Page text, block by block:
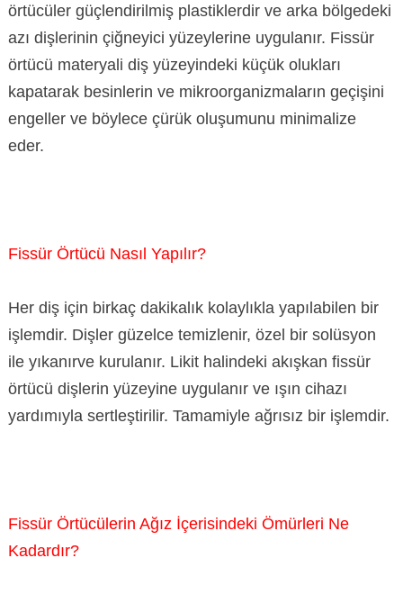
örtücüler güçlendirilmiş plastiklerdir ve arka bölgedeki
azı dişlerinin çiğneyici yüzeylerine uygulanır. Fissür
örtücü materyali diş yüzeyindeki küçük olukları
kapatarak besinlerin ve mikroorganizmaların geçişini
engeller ve böylece çürük oluşumunu minimalize
eder.
Fissür Örtücü Nasıl Yapılır?
Her diş için birkaç dakikalık kolaylıkla yapılabilen bir
işlemdir. Dişler güzelce temizlenir, özel bir solüsyon
ile yıkanırve kurulanır. Likit halindeki akışkan fissür
örtücü dişlerin yüzeyine uygulanır ve ışın cihazı
yardımıyla sertleştirilir. Tamamiyle ağrısız bir işlemdir.
Fissür Örtücülerin Ağız İçerisindeki Ömürleri Ne
Kadardır?